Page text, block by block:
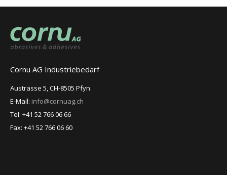
Cornu AG Industriebedarf
Austrasse 5, CH-8505 Pfyn
E-Mail: info@cornuag.ch
Tel: +41 52 766 06 66
Fax: +41 52 766 06 60